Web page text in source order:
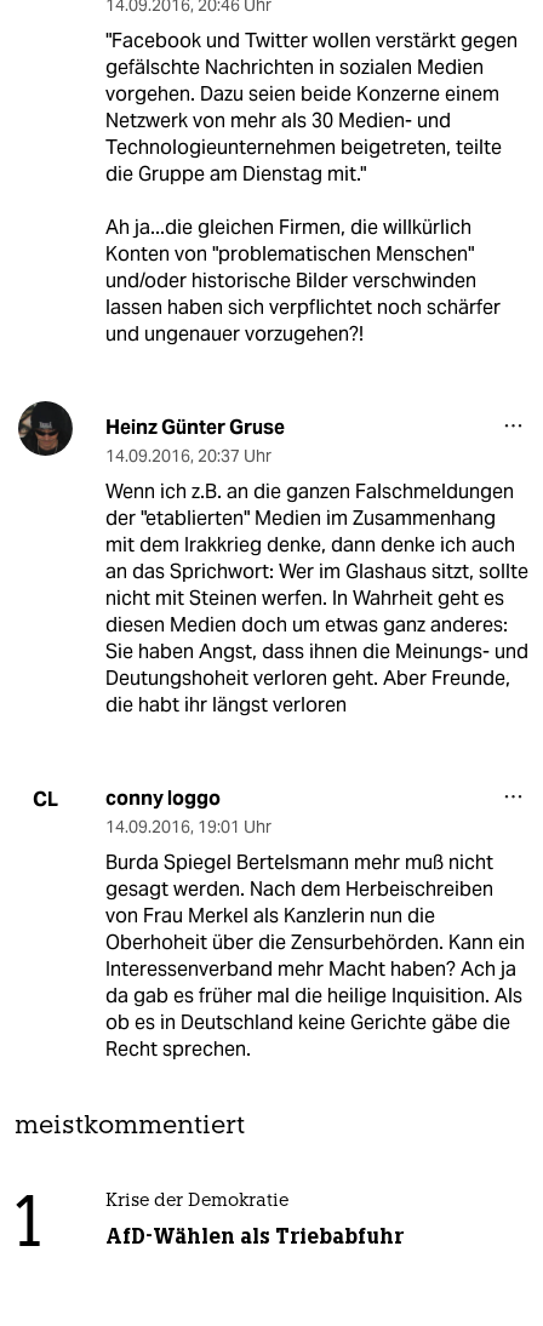
14.09.2016, 20:46 Uhr
"Facebook und Twitter wollen verstärkt gegen
gefälschte Nachrichten in sozialen Medien
vorgehen. Dazu seien beide Konzerne einem
Netzwerk von mehr als 30 Medien- und
Technologieunternehmen beigetreten, teilte
die Gruppe am Dienstag mit."
Ah ja...die gleichen Firmen, die willkürlich
Konten von "problematischen Menschen"
und/oder historische Bilder verschwinden
lassen haben sich verpflichtet noch schärfer
und ungenauer vorzugehen?!
Heinz Günter Gruse
14.09.2016, 20:37 Uhr
Wenn ich z.B. an die ganzen Falschmeldungen
der "etablierten" Medien im Zusammenhang
mit dem Irakkrieg denke, dann denke ich auch
an das Sprichwort: Wer im Glashaus sitzt, sollte
nicht mit Steinen werfen. In Wahrheit geht es
diesen Medien doch um etwas ganz anderes:
Sie haben Angst, dass ihnen die Meinungs- und
Deutungshoheit verloren geht. Aber Freunde,
die habt ihr längst verloren
CL conny loggo
14.09.2016, 19:01 Uhr
Burda Spiegel Bertelsmann mehr muß nicht
gesagt werden. Nach dem Herbeischreiben
von Frau Merkel als Kanzlerin nun die
Oberhoheit über die Zensurbehörden. Kann ein
Interessenverband mehr Macht haben? Ach ja
da gab es früher mal die heilige Inquisition. Als
ob es in Deutschland keine Gerichte gäbe die
Recht sprechen.
meistkommentiert
1 Krise der Demokratie
AfD-Wählen als Triebabfuhr